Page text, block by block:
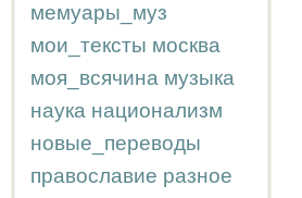
мемуары_муз
мои_тексты москва
моя_всячина музыка
наука национализм
новые_переводы
православие разное